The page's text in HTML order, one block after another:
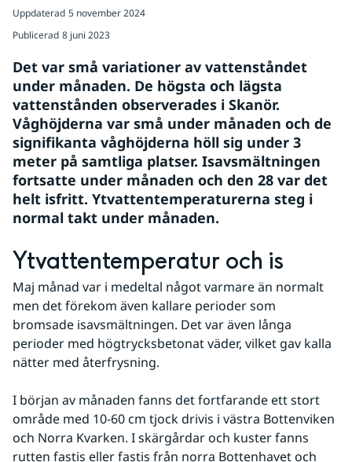
Uppdaterad 5 november 2024
Publicerad 8 juni 2023
Det var små variationer av vattenståndet
under månaden. De högsta och lägsta
vattenstånden observerades i Skanör.
Våghöjderna var små under månaden och de
signifikanta våghöjderna höll sig under 3
meter på samtliga platser. Isavsmältningen
fortsatte under månaden och den 28 var det
helt isfritt. Ytvattentemperaturerna steg i
normal takt under månaden.
Ytvattentemperatur och is
Maj månad var i medeltal något varmare än normalt
men det förekom även kallare perioder som
bromsade isavsmältningen. Det var även långa
perioder med högtrycksbetonat väder, vilket gav kalla
nätter med återfrysning.
I början av månaden fanns det fortfarande ett stort
område med 10-60 cm tjock drivis i västra Bottenviken
och Norra Kvarken. I skärgårdar och kuster fanns
rutten fastis eller fastis från norra Bottenhavet och